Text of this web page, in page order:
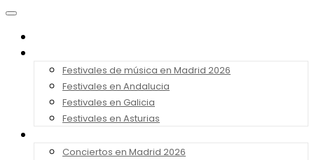
Festivales de música en Madrid 2026
Festivales en Andalucia
Festivales en Galicia
Festivales en Asturias
Conciertos en Madrid 2026